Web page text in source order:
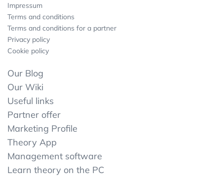
Impressum
Terms and conditions
Terms and conditions for a partner
Privacy policy
Cookie policy
Our Blog
Our Wiki
Useful links
Partner offer
Marketing Profile
Theory App
Management software
Learn theory on the PC